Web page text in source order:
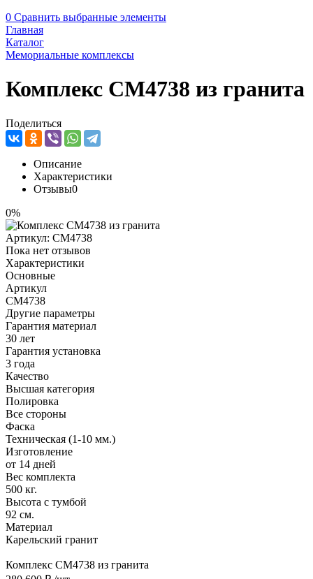
0 Сравнить выбранные элементы
Главная
Каталог
Мемориальные комплексы
Комплекс CM4738 из гранита
Поделиться
Описание
Характеристики
Отзывы0
0%
Артикул: CM4738
Пока нет отзывов
Характеристики
Основные
Артикул
CM4738
Другие параметры
Гарантия материал
30 лет
Гарантия установка
3 года
Качество
Высшая категория
Полировка
Все стороны
Фаска
Техническая (1-10 мм.)
Изготовление
от 14 дней
Вес комплекта
500 кг.
Высота с тумбой
92 см.
Материал
Карельский гранит
Комплекс CM4738 из гранита